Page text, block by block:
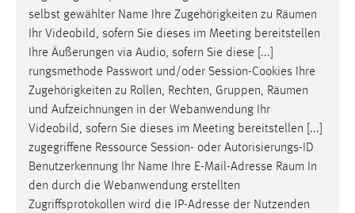
selbst gewählter Name Ihre Zugehörigkeiten zu Räumen
Ihr Videobild, sofern Sie dieses im Meeting bereitstellen
Ihre Äußerungen via Audio, sofern Sie diese [...]
rungsmethode Passwort und/oder Session-Cookies Ihre
Zugehörigkeiten zu Rollen, Rechten, Gruppen, Räumen
und Aufzeichnungen in der Webanwendung Ihr
Videobild, sofern Sie dieses im Meeting bereitstellen [...]
zugegriffene Ressource Session- oder Autorisierungs-ID
Benutzerkennung Ihr Name Ihre E-Mail-Adresse Raum In
den durch die Webanwendung erstellten
Zugriffsprotokollen wird die IP-Adresse der Nutzenden
verwendet, um personalisierte Werbung anzuzeigen.
Sie tun dies, indem sie Besucher über Websites
hinweg verfolgen.
Google Ads
Name:
_gcl_au
Anbieter:
Google Ireland Limited